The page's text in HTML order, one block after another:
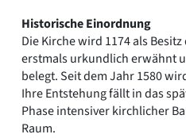
Historische Einordnung
Die Kirche wird 1174 als
erstmals urkundlich erwähnt
belegt. Seit dem Jahr 1580
Ihre Entstehung fällt in das
Phase intensiver kirchlicher
Raum.